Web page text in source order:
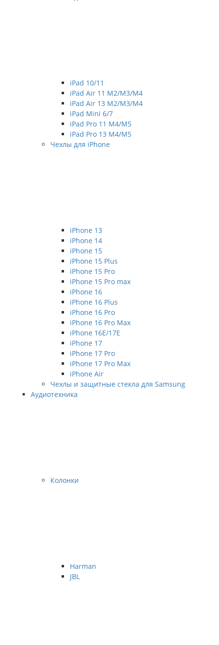
iPad 10/11
iPad Air 11 M2/M3/M4
iPad Air 13 M2/M3/M4
iPad Mini 6/7
iPad Pro 11 M4/M5
iPad Pro 13 M4/M5
Чехлы для iPhone
iPhone 13
iPhone 14
iPhone 15
iPhone 15 Plus
iPhone 15 Pro
iPhone 15 Pro max
iPhone 16
iPhone 16 Plus
iPhone 16 Pro
iPhone 16 Pro Max
iPhone 16E/17E
iPhone 17
iPhone 17 Pro
iPhone 17 Pro Max
iPhone Air
Чехлы и защитные стекла для Samsung
Аудиотехника
Колонки
Harman
JBL